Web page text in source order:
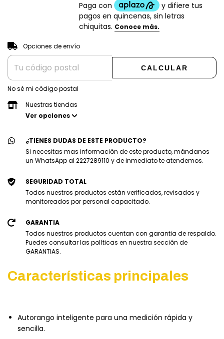
Entregas para el CP:
Opciones de envío
CALCULAR
No sé mi código postal
Nuestras tiendas
Ver opciones
¿TIENES DUDAS DE ESTE PRODUCTO?
Si necesitas mas información de este producto, mándanos
un WhatsApp al 2227289110 y de inmediato te atendemos.
SEGURIDAD TOTAL
Todos nuestros productos están verificados, revisados y
monitoreados por personal capacitado.
GARANTIA
Todos nuestros productos cuentan con garantia de respaldo.
Puedes consultar las políticas en nuestra sección de
GARANTIAS.
Características principales
Autorango inteligente para una medición rápida y
sencilla.